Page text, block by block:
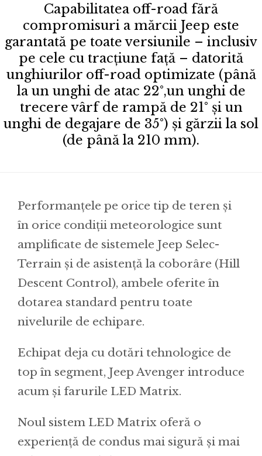
Capabilitatea off-road fără
compromisuri a mărcii Jeep este
garantată pe toate versiunile – inclusiv
pe cele cu tracțiune față – datorită
unghiurilor off-road optimizate (până
la un unghi de atac 22°,un unghi de
trecere vârf de rampă de 21° și un
unghi de degajare de 35°) și gărzii la sol
(de până la 210 mm).
Performanțele pe orice tip de teren și
în orice condiții meteorologice sunt
amplificate de sistemele Jeep Selec-
Terrain și de asistență la coborâre (Hill
Descent Control), ambele oferite în
dotarea standard pentru toate
nivelurile de echipare.
Echipat deja cu dotări tehnologice de
top în segment, Jeep Avenger introduce
acum și farurile LED Matrix.
Noul sistem LED Matrix oferă o
experiență de condus mai sigură și mai